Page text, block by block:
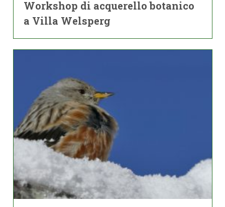
Workshop di acquerello botanico
a Villa Welsperg